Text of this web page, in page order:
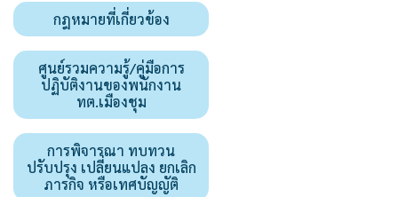
กฎหมายที่เกี่ยวข้อง
ศูนย์รวมความรู้/คู่มือการ
ปฏิบัติงานของพนักงาน
ทต.เมืองชุม
การพิจารณา ทบทวน
ปรับปรุง เปลี่ยนแปลง ยกเลิก
ภารกิจ หรือเทศบัญญัติ